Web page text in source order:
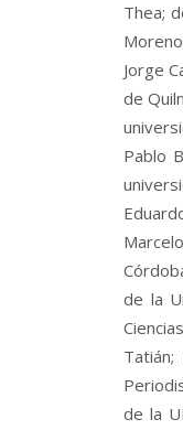
Thea;
Jorge
de
Pablo
de la
de la